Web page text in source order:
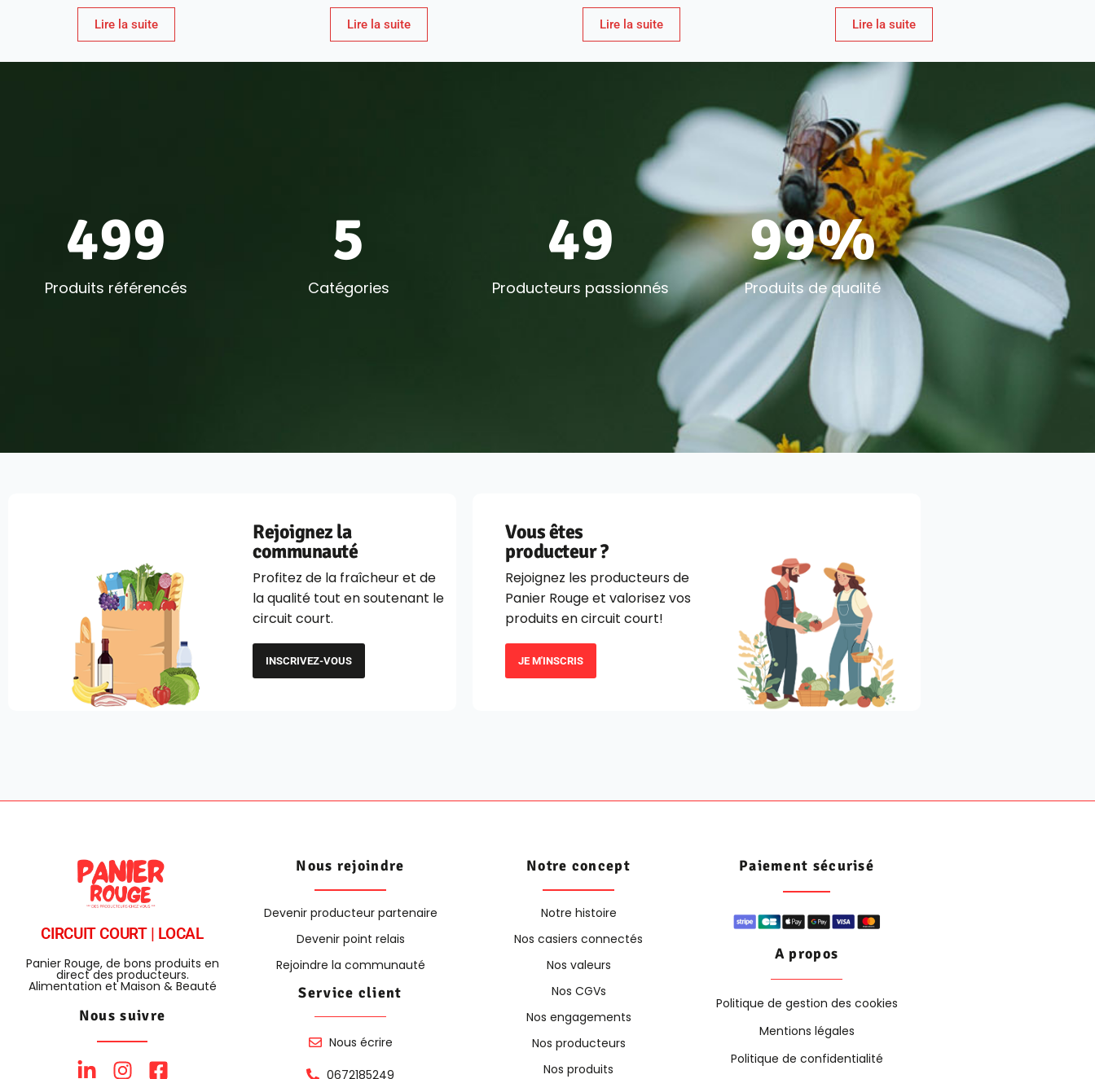
Lire la suite Lire la suite Lire la suite Lire la suite
Produits référencés
500
Catégories
6
Producteurs passionnés
50
Produits de qualité
100%
Rejoignez la
communauté
Profitez de la fraîcheur et de
la qualité tout en soutenant le
circuit court.
INSCRIVEZ-VOUS
Vous êtes
producteur ?
Rejoignez les producteurs de
Panier Rouge et valorisez vos
produits en circuit court!
JE M'INSCRIS
CIRCUIT COURT | LOCAL
Panier Rouge, de bons produits en
direct des producteurs.
Alimentation et Maison & Beauté
Nous suivre
Nous rejoindre
Devenir producteur partenaire
Devenir point relais
Rejoindre la communauté
Service client
Nous écrire
0672185249
Notre concept
Notre histoire
Nos casiers connectés
Nos valeurs
Nos CGVs
Nos engagements
Nos producteurs
Nos produits
Paiement sécurisé
A propos
Politique de gestion des cookies
Mentions légales
Politique de confidentialité